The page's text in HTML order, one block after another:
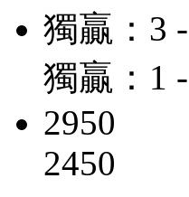
獨贏：3
獨贏：1
2950
2450